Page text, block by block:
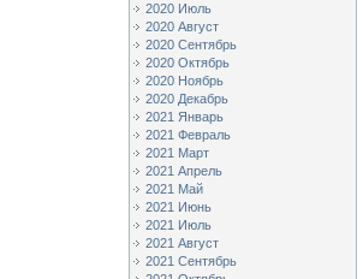
2020 Июль
2020 Август
2020 Сентябрь
2020 Октябрь
2020 Ноябрь
2020 Декабрь
2021 Январь
2021 Февраль
2021 Март
2021 Апрель
2021 Май
2021 Июнь
2021 Июль
2021 Август
2021 Сентябрь